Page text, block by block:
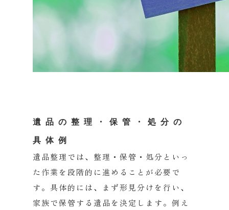
遺品の整理・保管・処分の
具体例
遺品整理では、整理・保管・ 処分といっ
た作業を段階的に進めることが必要で
す。具体的には、
まず形見分けを行い、
家族で保管する遺品を決定します。例え